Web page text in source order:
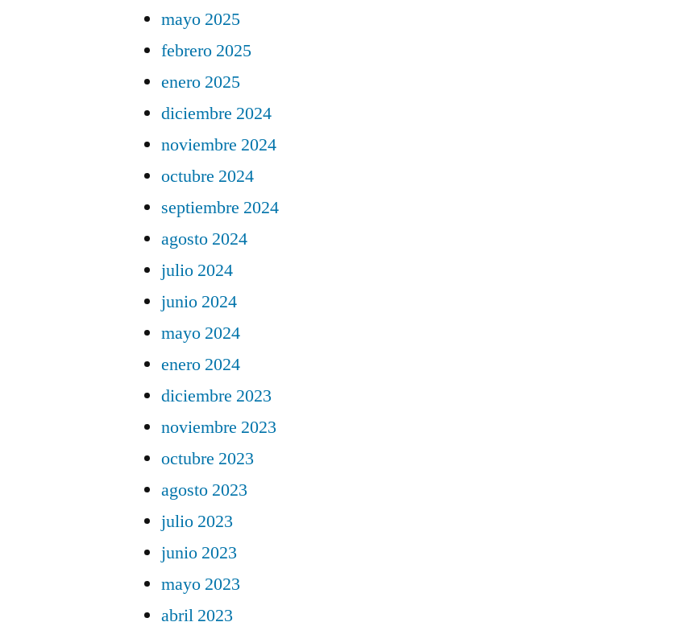
mayo 2025
febrero 2025
enero 2025
diciembre 2024
noviembre 2024
octubre 2024
septiembre 2024
agosto 2024
julio 2024
junio 2024
mayo 2024
enero 2024
diciembre 2023
noviembre 2023
octubre 2023
agosto 2023
julio 2023
junio 2023
mayo 2023
abril 2023